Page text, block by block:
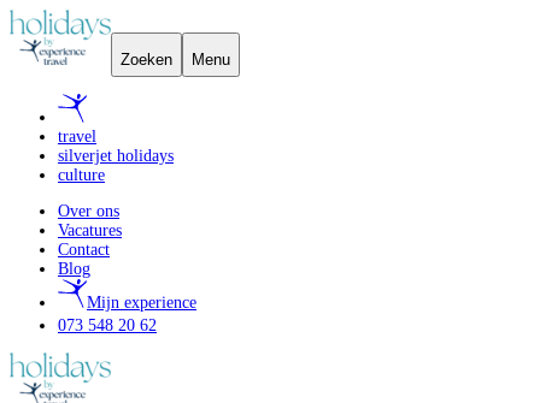
Zoeken Menu
travel
silverjet holidays
culture
Over ons
Vacatures
Contact
Blog
Mijn experience
073 548 20 62